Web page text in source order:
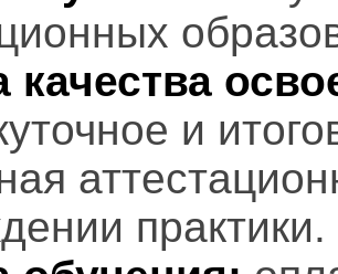
качества
и
практики.